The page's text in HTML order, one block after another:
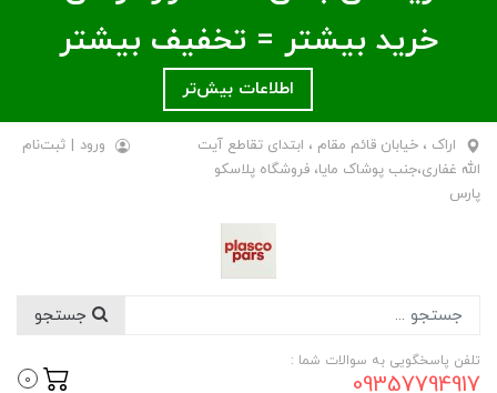
خرید بیشتر = تخفیف بیشتر
اطلاعات بیش‌تر
اراک ، خیابان قائم مقام ، ابتدای تقاطع آیت
الله غفاری،جنب پوشاک مایا، فروشگاه پلاسکو
پارس
ورود | ثبت‌نام
تلفن پاسخگویی به سوالات شما :
09357794917
0